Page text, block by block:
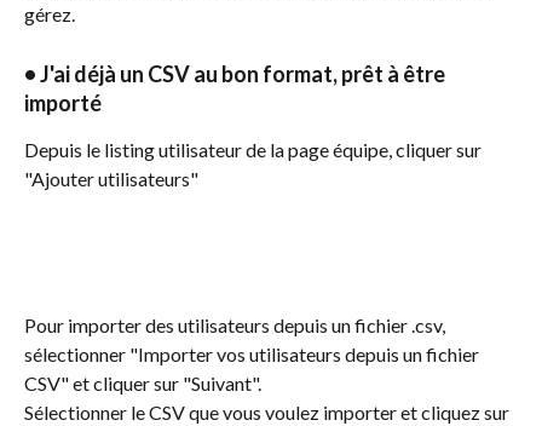
gérez.
• J'ai déjà un CSV au bon format, prêt à être
importé
Depuis le listing utilisateur de la page équipe, cliquer sur
"Ajouter utilisateurs"
Pour importer des utilisateurs depuis un fichier .csv,
sélectionner "Importer vos utilisateurs depuis un fichier
CSV" et cliquer sur "Suivant".
Sélectionner le CSV que vous voulez importer et cliquez sur